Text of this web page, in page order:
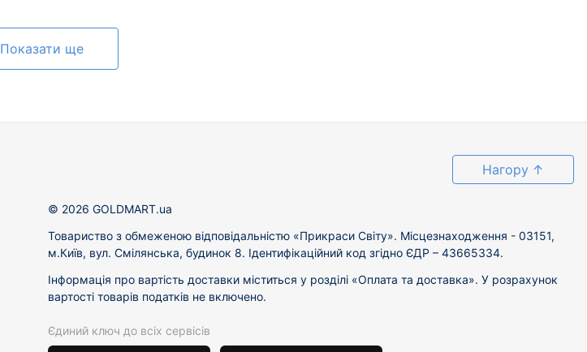
Показати ще
Нагору ↑
© 2026 GOLDMART.ua
Товариство з обмеженою відповідальністю «Прикраси Світу». Місцезнаходження - 03151,
м.Київ, вул. Смілянська, будинок 8. Ідентифікаційний код згідно ЄДР – 43665334.
Інформація про вартість доставки міститься у розділі «Оплата та доставка». У розрахунок
вартості товарів податків не включено.
Єдиний ключ до всіх сервісів